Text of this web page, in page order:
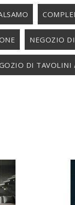
NEGOZIO
DI TAVOLINI